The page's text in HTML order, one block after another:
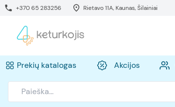
+370 65 283256 Rietavo 11A, Kaunas, Šilainiai
Prekių katalogas Akcijos